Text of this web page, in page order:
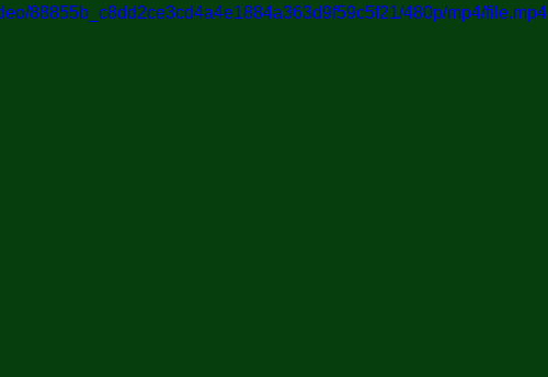
88855b_c8dd2ce3cd4a4e1884a363d9f59c5f21/480p/mp4/file.mp4